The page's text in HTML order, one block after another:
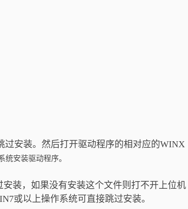
安装。然后打开驱动程序的相对应的WINX
统安装驱动程序。
装，如果没有安装这个文件则打不开上位机
或以上操作系统可直接跳过安装。